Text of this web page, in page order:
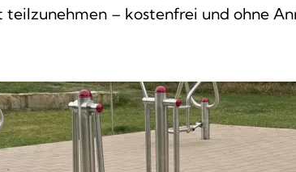
teilzunehmen – kostenfrei und ohne